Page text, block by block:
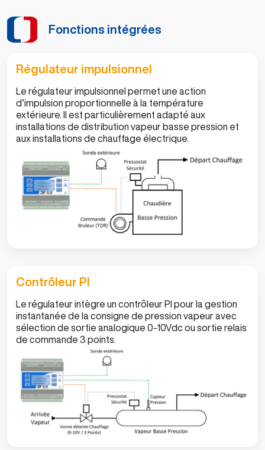
Fonctions intégrées
Régulateur impulsionnel
Le régulateur impulsionnel permet une action
d’impulsion proportionnelle à la température
extérieure. Il est particulièrement adapté aux
installations de distribution vapeur basse pression et
aux installations de chauffage électrique.
Contrôleur PI
Le régulateur intègre un contrôleur PI pour la gestion
instantanée de la consigne de pression vapeur avec
sélection de sortie analogique 0-10Vdc ou sortie relais
de commande 3 points.